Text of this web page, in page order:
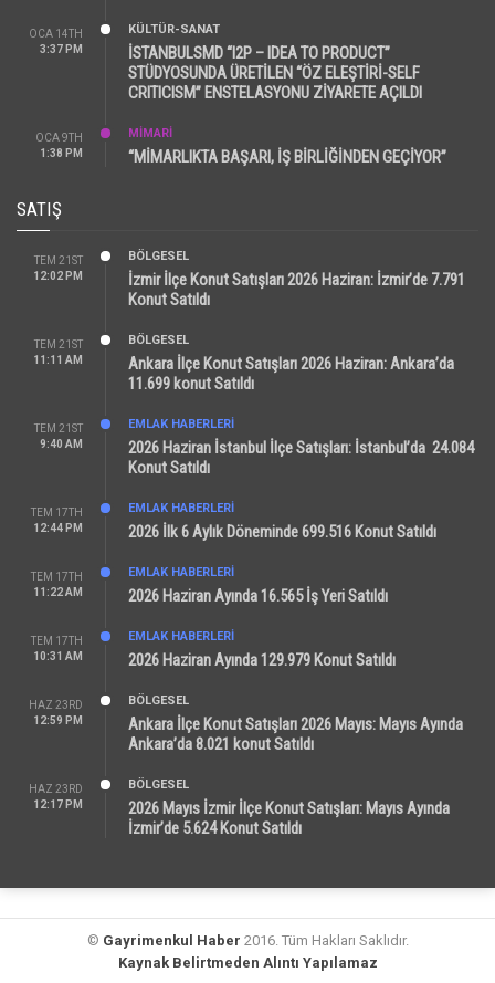
OCA 14TH
3:37 PM
KÜLTÜR-SANAT
İSTANBULSMD “I2P – IDEA TO PRODUCT”
STÜDYOSUNDA ÜRETİLEN “ÖZ ELEŞTİRİ-SELF
CRITICISM” ENSTELASYONU ZİYARETE AÇILDI
OCA 9TH
1:38 PM
MİMARİ
“MİMARLIKTA BAŞARI, İŞ BİRLİĞİNDEN GEÇİYOR”
SATIŞ
TEM 21ST
12:02 PM
BÖLGESEL
İzmir İlçe Konut Satışları 2026 Haziran: İzmir’de 7.791
Konut Satıldı
TEM 21ST
11:11 AM
BÖLGESEL
Ankara İlçe Konut Satışları 2026 Haziran: Ankara’da
11.699 konut Satıldı
TEM 21ST
9:40 AM
EMLAK HABERLERI
2026 Haziran İstanbul İlçe Satışları: İstanbul’da 24.084
Konut Satıldı
TEM 17TH
12:44 PM
EMLAK HABERLERI
2026 İlk 6 Aylık Döneminde 699.516 Konut Satıldı
TEM 17TH
11:22 AM
EMLAK HABERLERI
2026 Haziran Ayında 16.565 İş Yeri Satıldı
TEM 17TH
10:31 AM
EMLAK HABERLERI
2026 Haziran Ayında 129.979 Konut Satıldı
HAZ 23RD
12:59 PM
BÖLGESEL
Ankara İlçe Konut Satışları 2026 Mayıs: Mayıs Ayında
Ankara’da 8.021 konut Satıldı
HAZ 23RD
12:17 PM
BÖLGESEL
2026 Mayıs İzmir İlçe Konut Satışları: Mayıs Ayında
İzmir’de 5.624 Konut Satıldı
© Gayrimenkul Haber 2016. Tüm Hakları Saklıdır.
Kaynak Belirtmeden Alıntı Yapılamaz